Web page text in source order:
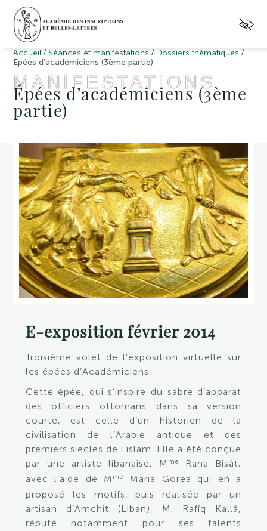
Accueil / Séances et manifestations / Dossiers thématiques /
Épées d’académiciens (3ème partie)
MANIFESTATIONS
Épées d’académiciens (3ème
partie)
E-exposition février 2014
Troisième volet de l’exposition virtuelle sur
les épées d’Académiciens.
Cette épée, qui s’inspire du sabre d’apparat
des officiers ottomans dans sa version
courte, est celle d’un historien de la
civilisation de l’Arabie antique et des
premiers siècles de l’islam. Elle a été conçue
par une artiste libanaise, M me
Rana Bisât,
avec l’aide de M me
Maria Gorea qui en a
proposé les motifs, puis réalisée par un
artisan d’Amchit (Liban), M. Rafîq Kallâ,
réputé notamment pour ses talents